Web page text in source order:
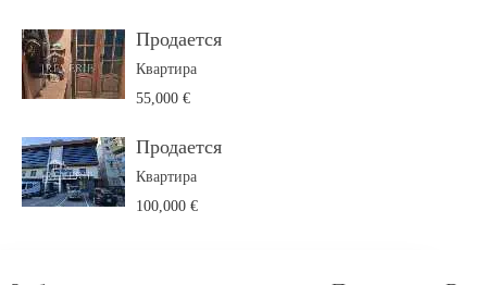
Продается
Квартира
55,000 €
Продается
Квартира
100,000 €